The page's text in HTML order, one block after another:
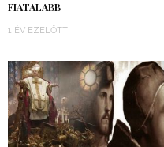
FIATALABB
1 ÉV EZELŐTT